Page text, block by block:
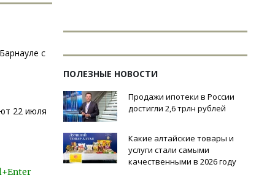
с
22 июля
ПОЛЕЗНЫЕ НОВОСТИ
Продажи ипотеки в России
достигли 2,6 трлн рублей
Какие алтайские товары и
услуги стали самыми
качественными в 2026 году